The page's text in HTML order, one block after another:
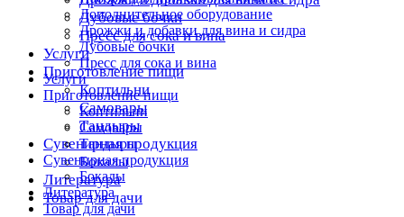
Дубовые бочки
Пресс для сока и вина
Услуги
Приготовление пищи
Коптильни
Самовары
Тандыры
Сувенирная продукция
Бокалы
Литература
Товар для дачи
Дополнительное оборудование
Дрожжи и добавки для вина и сидра
Дубовые бочки
Пресс для сока и вина
Услуги
Приготовление пищи
Коптильни
Самовары
Тандыры
Сувенирная продукция
Бокалы
Литература
Товар для дачи